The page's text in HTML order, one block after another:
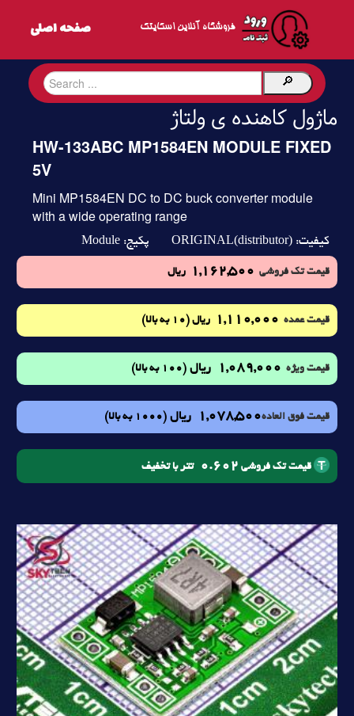
فروشگاه آنلاین اسکایتک
ماژول کاهنده ی ولتاژ
HW-133ABC MP1584EN MODULE FIXED
5V
Mini MP1584EN DC to DC buck converter module
with a wide operating range
کیفیت: ORIGINAL(distributor) پکیج: Module
قیمت تک فروشی 1,162,500 ریال
قیمت عمده 1,110,000 ریال (10 به بالا)
قیمت ویژه 1,089,000 ریال (100 به بالا)
قیمت فوق العاده1,078,500 ریال (1000 به بالا)
قیمت تک فروشی 0.602 تتر با تخفیف